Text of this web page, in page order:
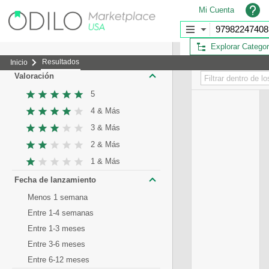
Explorar
Mi Cuenta
Inicio Resultados
Valoración
5
4 & Más
3 & Más
2 & Más
1 & Más
Fecha de lanzamiento
Menos 1 semana
Entre 1-4 semanas
Entre 1-3 meses
Entre 3-6 meses
Entre 6-12 meses